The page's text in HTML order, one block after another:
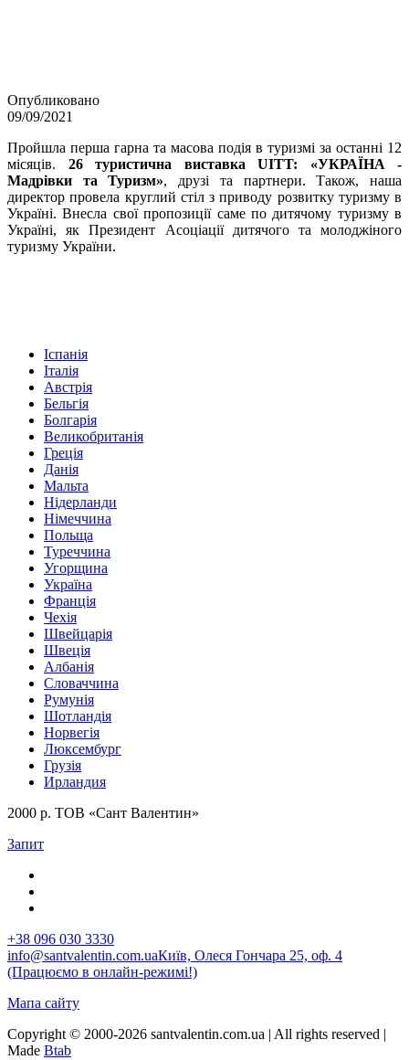
Опубликовано
09/09/2021
Пройшла перша гарна та масова подія в туризмі за останні 12
місяців. 26 туристична виставка UITT: «УКРАЇНА -
Мадрівки та Туризм», друзі та партнери. Також, наша
директор провела круглий стіл з приводу розвитку туризму в
Україні. Внесла свої пропозиції саме по дитячому туризму в
Україні, як Президент Асоціації дитячого та молоджіного
туризму України.
Іспанія
Італія
Австрія
Бельгія
Болгарія
Великобританія
Греція
Данія
Мальта
Нідерланди
Німеччина
Польща
Туреччина
Угорщина
Україна
Франція
Чехія
Швейцарія
Швеція
Албанія
Словаччина
Румунія
Шотландія
Норвегія
Люксембург
Грузія
Ирландия
2000 р. ТОВ «Сант Валентин»
Запит
+38 096 030 3330
info@santvalentin.com.uaКиїв, Олеся Гончара 25, оф. 4
(Працюємо в онлайн-режимі!)
Мапа сайту
Copyright © 2000-2026 santvalentin.com.ua | All rights reserved |
Made Btab